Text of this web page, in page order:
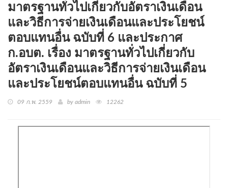
มาตรฐานทั่วไปเกี่ยวกับอัตราเงินเดือน
และวิธีการจ่ายเงินเดือนและประโยชน์
ตอบแทนอื่น ฉบับที่ 6 และประกาศ
ก.อบต. เรื่อง มาตรฐานทั่วไปเกี่ยวกับ
อัตราเงินเดือนและวิธีการจ่ายเงินเดือน
และประโยชน์ตอบแทนอื่น ฉบับที่ 5
09 ก.พ. 2559 by admin 12262